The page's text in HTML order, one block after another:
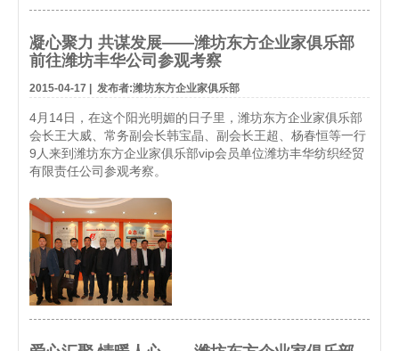
凝心聚力 共谋发展——潍坊东方企业家俱乐部
前往潍坊丰华公司参观考察
2015-04-17 发布者:潍坊东方企业家俱乐部
4月14日，在这个阳光明媚的日子里，潍坊东方企业家俱乐部
会长王大威、常务副会长韩宝晶、副会长王超、杨春恒等一行
9人来到潍坊东方企业家俱乐部vip会员单位潍坊丰华纺织经贸
有限责任公司参观考察。